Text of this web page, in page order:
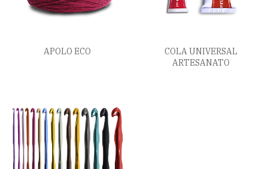
APOLO ECO
COLA UNIVERSAL
ARTESANATO